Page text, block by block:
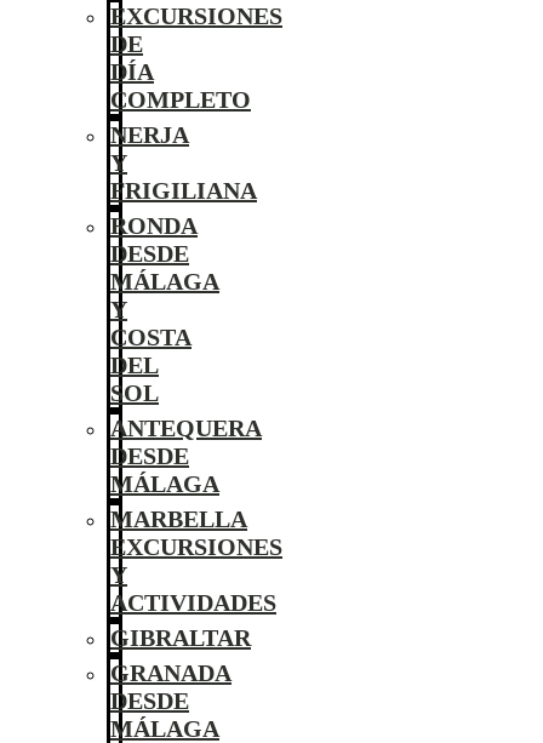
EXCURSIONES
DE
DÍA
COMPLETO
NERJA
Y
FRIGILIANA
RONDA
DESDE
MÁLAGA
Y
COSTA
DEL
SOL
ANTEQUERA
DESDE
MÁLAGA
MARBELLA
EXCURSIONES
Y
ACTIVIDADES
GIBRALTAR
GRANADA
DESDE
MÁLAGA